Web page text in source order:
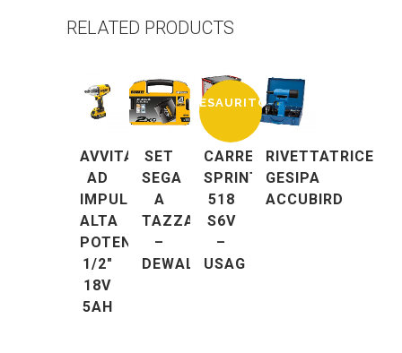
RELATED PRODUCTS
AVVITATORE
AD
IMPULSI
ALTA
POTENZA
1/2″
18V
5AH
SET
SEGA
A
TAZZA
–
DEWALT
ESAURITO
CARRELLO
SPRINT
518
S6V
–
USAG
RIVETTATRICE
GESIPA
ACCUBIRD